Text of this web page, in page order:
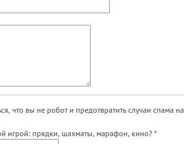
что вы не робот и предотвратить случаи спама на
игрой: прядки, шахматы, марафон, кино? *